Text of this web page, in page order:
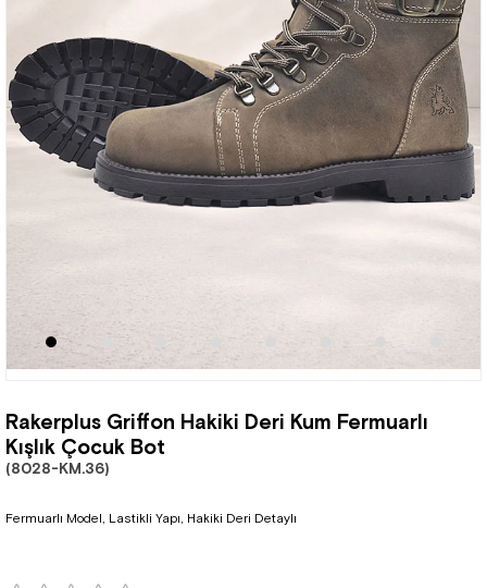
Rakerplus Griffon Hakiki Deri Kum Fermuarlı
Kışlık Çocuk Bot
(8028-KM.36)
Fermuarlı Model, Lastikli Yapı, Hakiki Deri Detaylı